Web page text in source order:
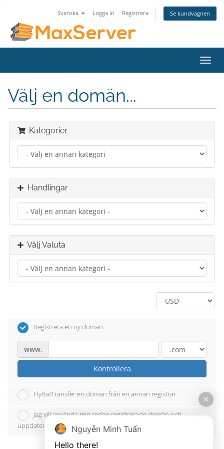
Svenska Logga in Registrera Se kundvagnen
Växla
Välj en domän...
Kategorier
Handlingar
Välj Valuta
Registrera en ny domän
www.
Kontrollera
Flytta/Transfer en domän från en annan registrar
Jag vill använda min redan registrerade domän och
uppdatera mina namnservrarNguyễn Minh Tuấn
Hello there!